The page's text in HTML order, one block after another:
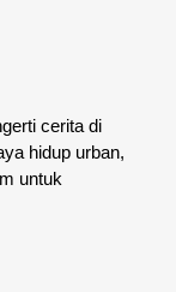
cerita di
hidup urban,
untuk